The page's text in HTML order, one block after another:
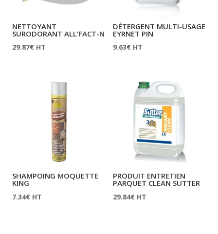
NETTOYANT
SURODORANT ALL’FACT-N
29.87€ HT
DÉTERGENT MULTI-USAGE
EYRNET PIN
9.63€ HT
SHAMPOING MOQUETTE
KING
7.34€ HT
PRODUIT ENTRETIEN
PARQUET CLEAN SUTTER
29.84€ HT